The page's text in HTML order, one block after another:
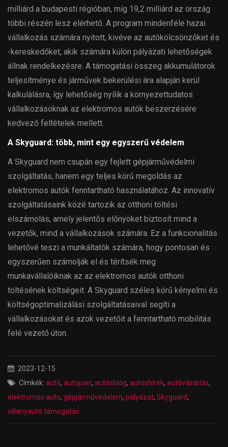
milliárd a budapesti régióban, míg 19,2 milliárd az ország
többi részén lesz elérhető. A program mindenféle hazai
vállalkozás számára nyitott, kivéve az autókölcsönzőket és
-kereskedőket, akik számára külön pályázati lehetőségek
állnak rendelkezésre. A támogatási összeg akkumulátorok
teljesítménye és járművek bekerülési ára alapján kerül
kalkulálásra, így lehetőség nyílik a környezettudatos
vállalkozásoknak az elektromos autók beszerzésére
kedvező feltételek mellett.
A Skyguard: több, mint egy egyszerű védelem
A Skyguard nem csupán egy fejlett gépjárművédelmi
szolgáltatás, hanem egy teljes körű megoldás az
elektromos autók fenntartható használatához. Az innovatív
szolgáltatásaink közé tartozik az otthoni töltési
elszámolás, amely jelentős előnyöket biztosít mind a
vezetők, mind a vállalkozások számára. Ez a funkcionalitás
lehetővé teszi a munkáltatók számára, hogy pontosan és
egyszerűen számolják el és térítsék meg
munkavállalóiknak az az elektromos autók otthoni
töltésének költségeit. A Skyguard széles körű kényelmi és
költségoptimalizálási szolgáltatásaival segíti a
vállalkozásokat és azok vezetőit a fenntartható mobilitás
felé vezető úton.
2023-12-15
Címkék: autó, autópiac, autósblog, autóshírek, autóvásárlás,
elektromos auto, gépjárművédelem, pályázat, Skyguard,
villanyautó támogatás